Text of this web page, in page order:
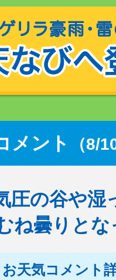
メント （8/
圧の谷や湿
ね曇りと
お天気コメント